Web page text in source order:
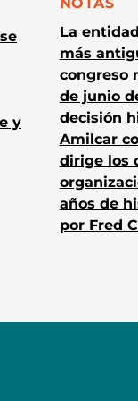
y
La
más
congreso
de junio
decisión
Amilcar
dirige los
años de
por Fred